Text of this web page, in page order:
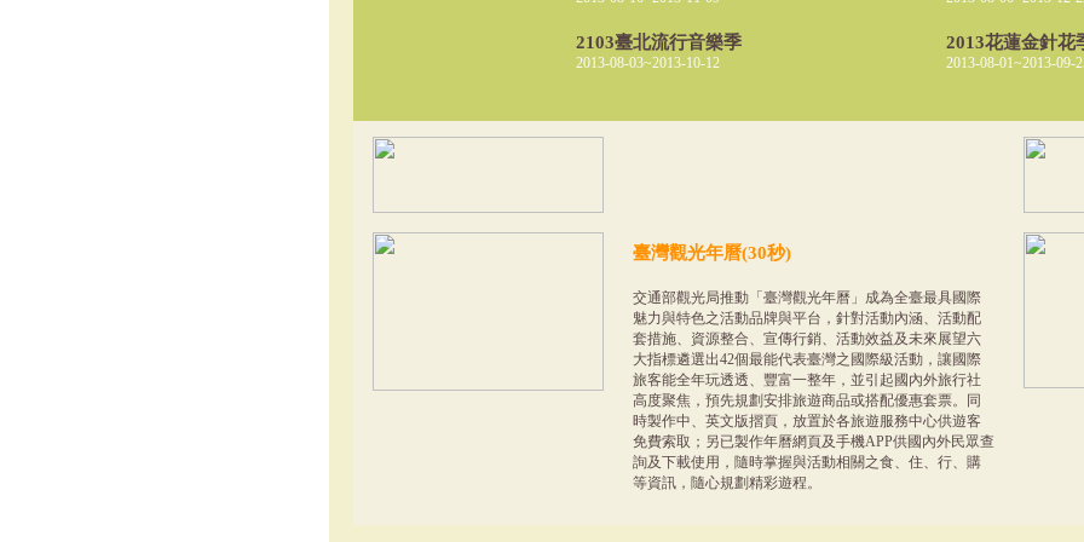
2103臺北流行音樂季 2013花蓮金針花
2013-08-03~2013-10-12 2013-08-01~2013-09-
臺灣觀光年曆(30秒)
交通部觀光局推動「臺灣觀光年曆」成為全臺最具國際
魅力與特色之活動品牌與平台，針對活動內涵、活動配
套措施、資源整合、宣傳行銷、活動效益及未來展望六
大指標遴選出42個最能代表臺灣之國際級活動，讓國際
旅客能全年玩透透、豐富一整年，並引起國內外旅行社
高度聚焦，預先規劃安排旅遊商品或搭配優惠套票。同
時製作中、英文版摺頁，放置於各旅遊服務中心供遊客
免費索取；另已製作年曆網頁及手機APP供國內外民眾查
詢及下載使用，隨時掌握與活動相關之食、住、行、購
等資訊，隨心規劃精彩遊程。